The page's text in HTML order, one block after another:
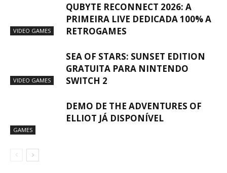
VIDEO GAMES
QUBYTE RECONNECT 2026: A
PRIMEIRA LIVE DEDICADA 100% A
RETROGAMES
VIDEO GAMES
SEA OF STARS: SUNSET EDITION
GRATUITA PARA NINTENDO
SWITCH 2
GAMES
DEMO DE THE ADVENTURES OF
ELLIOT JÁ DISPONÍVEL